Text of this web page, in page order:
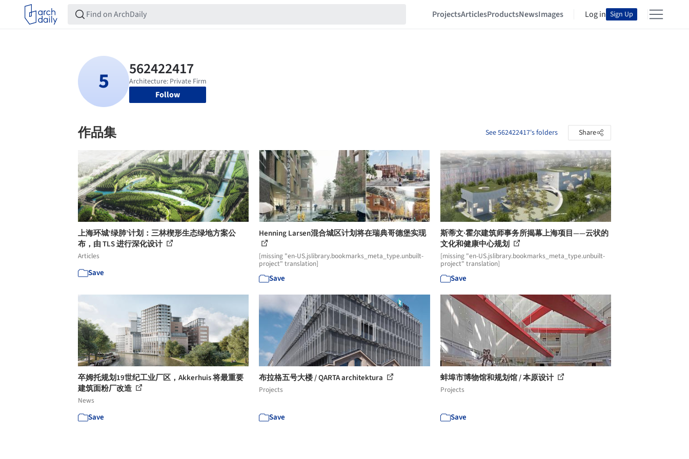
ProjectsArticlesProductsNewsImages Log in Sign Up
Follow
作品集 See 562422417's folders Share
上海环城‘绿肺’计划：三林楔形生态绿地方案公
布，由 TLS 进行深化设计
Articles
Save
Henning Larsen混合城区计划将在瑞典哥德堡实现
[missing "en-US.jslibrary.bookmarks_meta_type.unbuilt-
project" translation]
Save
斯蒂文·霍尔建筑师事务所揭幕上海项目——云状的
文化和健康中心规划
[missing "en-US.jslibrary.bookmarks_meta_type.unbuilt-
project" translation]
Save
卒姆托规划19世纪工业厂区，Akkerhuis 将最重要
建筑面粉厂改造
News
Save
布拉格五号大楼 / QARTA architektura
Projects
Save
蚌埠市博物馆和规划馆 / 本原设计
Projects
Save